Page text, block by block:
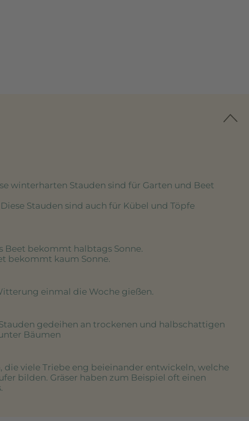
winterharten Stauden sind für Garten und Beet
Stauden sind auch für Kübel und Töpfe
Beet bekommt halbtags Sonne.
bekommt kaum Sonne.
einmal die Woche gießen.
gedeihen an trockenen und halbschattigen
Bäumen
die viele Triebe eng beieinander entwickeln, welche
bilden. Gräser haben zum Beispiel oft einen